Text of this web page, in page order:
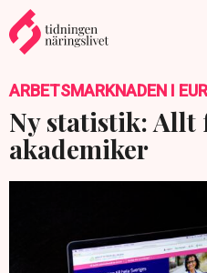
ARBETSMARKNADEN I
Ny statistik: Allt
akademiker